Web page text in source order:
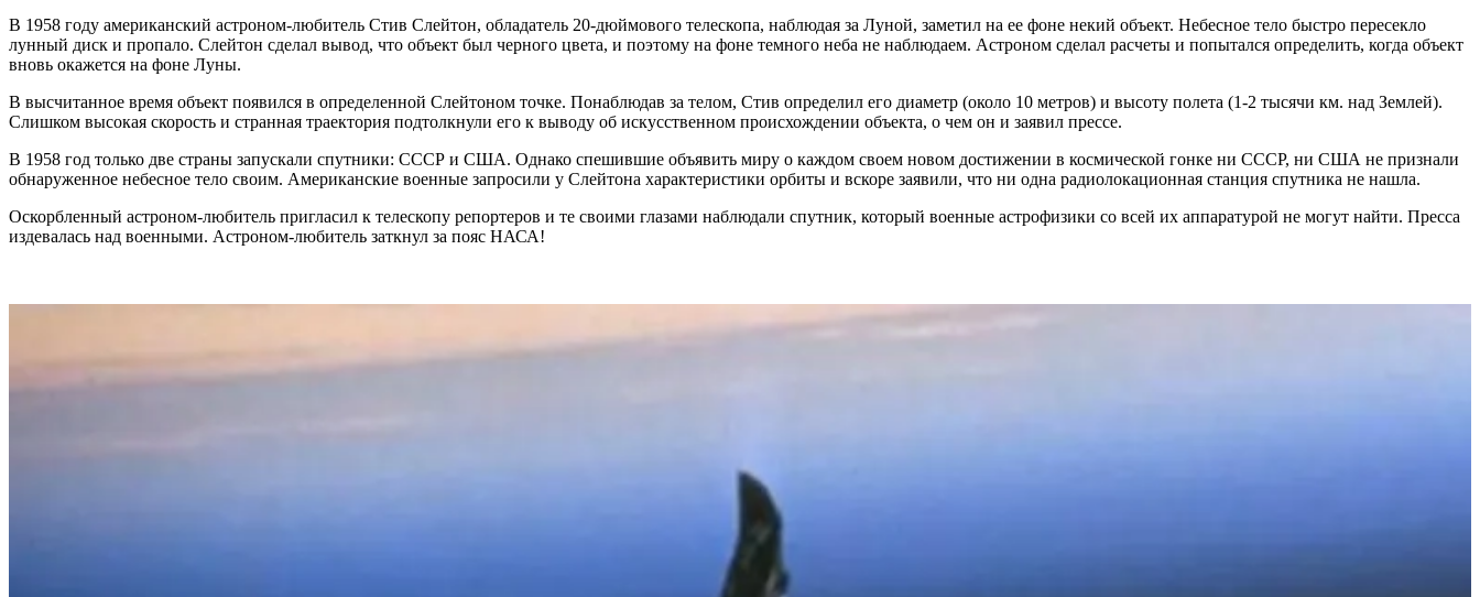
В 1958 году американский астроном-любитель Стив Слейтон, обладатель 20-дюймового телескопа, наблюдая за Луной, заметил на ее фоне некий объект. Небесное тело быстро пересекло
лунный диск и пропало. Слейтон сделал вывод, что объект был черного цвета, и поэтому на фоне темного неба не наблюдаем. Астроном сделал расчеты и попытался определить, когда объект
вновь окажется на фоне Луны.
В высчитанное время объект появился в определенной Слейтоном точке. Понаблюдав за телом, Стив определил его диаметр (около 10 метров) и высоту полета (1-2 тысячи км. над Землей).
Слишком высокая скорость и странная траектория подтолкнули его к выводу об искусственном происхождении объекта, о чем он и заявил прессе.
В 1958 год только две страны запускали спутники: СССР и США. Однако спешившие объявить миру о каждом своем новом достижении в космической гонке ни СССР, ни США не признали
обнаруженное небесное тело своим. Американские военные запросили у Слейтона характеристики орбиты и вскоре заявили, что ни одна радиолокационная станция спутника не нашла.
Оскорбленный астроном-любитель пригласил к телескопу репортеров и те своими глазами наблюдали спутник, который военные астрофизики со всей их аппаратурой не могут найти. Пресса
издевалась над военными. Астроном-любитель заткнул за пояс НАСА!